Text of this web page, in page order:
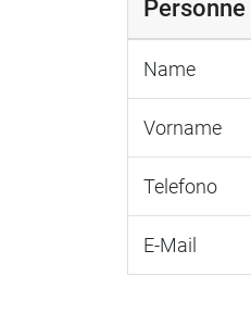
Name
Vorname
Telefono
E-Mail